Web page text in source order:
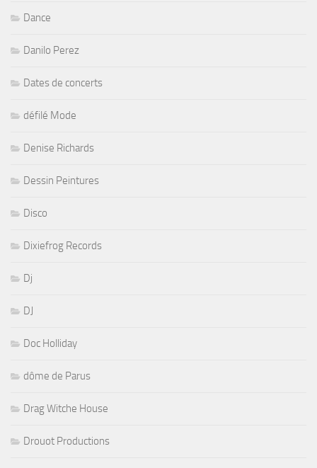
Dance
Danilo Perez
Dates de concerts
défilé Mode
Denise Richards
Dessin Peintures
Disco
Dixiefrog Records
Dj
DJ
Doc Holliday
dôme de Parus
Drag Witche House
Drouot Productions